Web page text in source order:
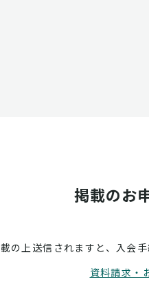
掲載のお
の上送信されますと、入会
資料請求・